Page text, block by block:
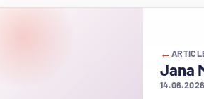
←
Jana
14.06.2026